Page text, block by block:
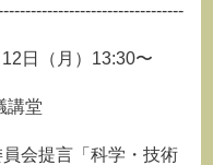
日（月）13:30〜
講堂
会提言「科学・技術